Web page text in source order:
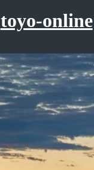
toyo-online